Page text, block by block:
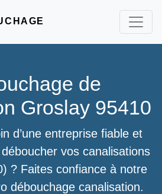
de
Groslay 95410
d’une entreprise fiable et
vos canalisations
? Faites confiance à notre
débouchage canalisation.